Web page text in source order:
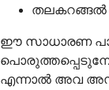
തലകറങ്ങൽ
ഈ സാധാരണ
എന്നാൽ അവ